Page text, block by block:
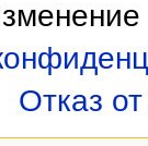
Отказ